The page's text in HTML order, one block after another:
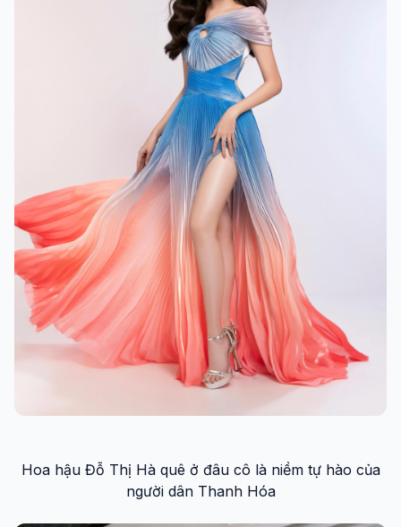
Hoa hậu Đỗ Thị Hà quê ở đâu cô là niềm tự hào của
người dân Thanh Hóa